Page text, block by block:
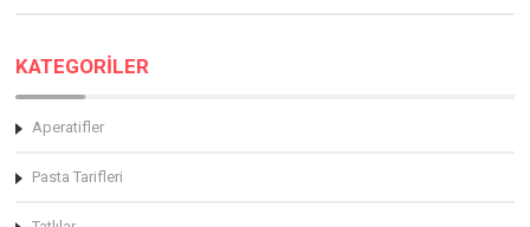
KATEGORİLER
Aperatifler
Pasta Tarifleri